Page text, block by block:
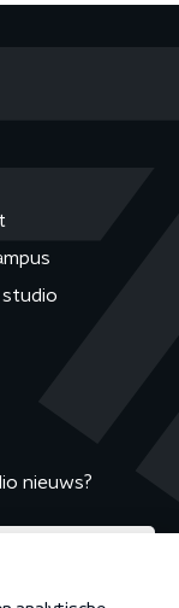
studio
nieuws?